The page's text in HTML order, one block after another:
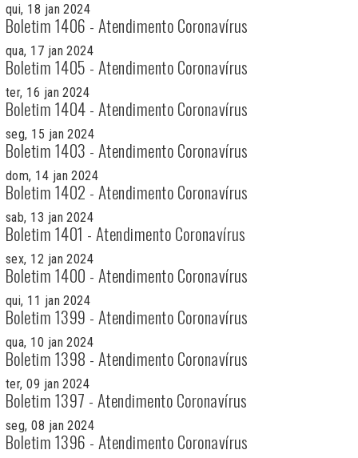
qui, 18 jan 2024
Boletim 1406 - Atendimento Coronavírus
qua, 17 jan 2024
Boletim 1405 - Atendimento Coronavírus
ter, 16 jan 2024
Boletim 1404 - Atendimento Coronavírus
seg, 15 jan 2024
Boletim 1403 - Atendimento Coronavírus
dom, 14 jan 2024
Boletim 1402 - Atendimento Coronavírus
sab, 13 jan 2024
Boletim 1401 - Atendimento Coronavírus
sex, 12 jan 2024
Boletim 1400 - Atendimento Coronavírus
qui, 11 jan 2024
Boletim 1399 - Atendimento Coronavírus
qua, 10 jan 2024
Boletim 1398 - Atendimento Coronavírus
ter, 09 jan 2024
Boletim 1397 - Atendimento Coronavírus
seg, 08 jan 2024
Boletim 1396 - Atendimento Coronavírus